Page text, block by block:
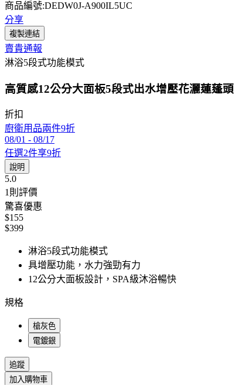
商品編號:DEDW0J-A900IL5UC
分享
複製連結
賣貴通報
淋浴5段式功能模式
高質感12公分大面板5段式出水增壓花灑蓮蓬頭
折扣
廚衛用品兩件9折
08/01 - 08/17
任選2件享9折
說明
5.0
1則評價
驚喜優惠
$155
$399
淋浴5段式功能模式
具增壓功能，水力強勁有力
12公分大面板設計，SPA級沐浴暢快
規格
槍灰色
電鍍銀
追蹤
加入購物車